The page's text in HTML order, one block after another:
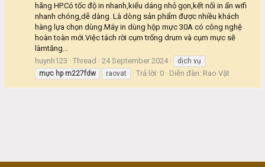
hãng HP.Có tốc độ in nhanh,kiểu dáng nhỏ gọn,kết nối in ấn wifi
nhanh chóng,dễ dàng. Là dòng sản phẩm được nhiều khách
hàng lựa chọn dùng.Máy in dùng hộp mực 30A có công nghệ
hoàn toàn mới.Việc tách rời cụm trống drum và cụm mực sẽ
làmtăng...
huynh123
Thread 24 September 2024
dịch vụ
mực hp m227fdw raovat Trả lời: 0 Diễn đàn: Rao Vặt